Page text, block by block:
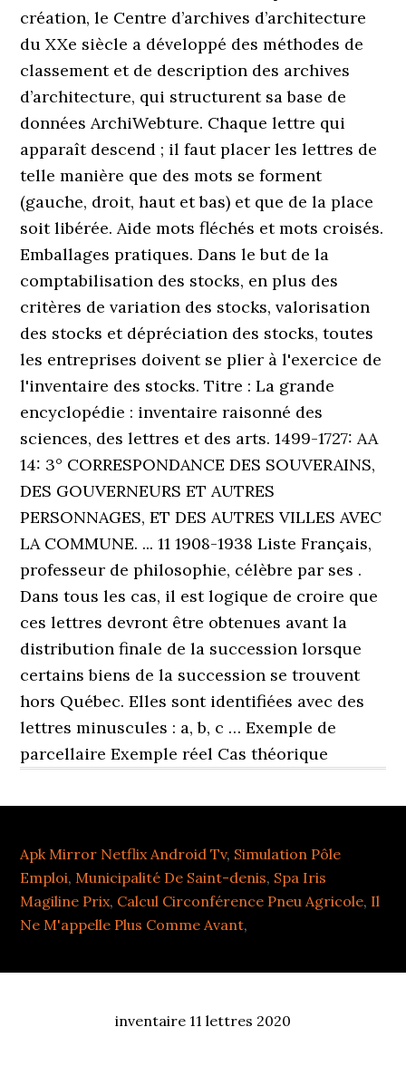
Apk Mirror Netflix Android Tv, Simulation Pôle
Emploi,Municipalité De Saint-denis, Spa Iris
Magiline Prix, Calcul Circonférence Pneu Agricole, Il
Ne M'appelle Plus Comme Avant,
inventaire 11 lettres 2020